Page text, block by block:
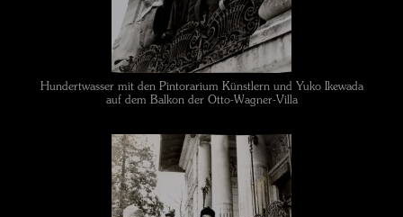
Hundertwasser mit den Pintorarium Künstlern und Yuko Ikewada
auf dem Balkon der Otto-Wagner-Villa